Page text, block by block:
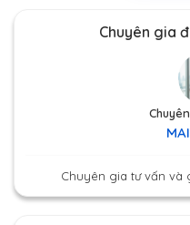
Chuyên gia
Chuyên gia tư vấn và